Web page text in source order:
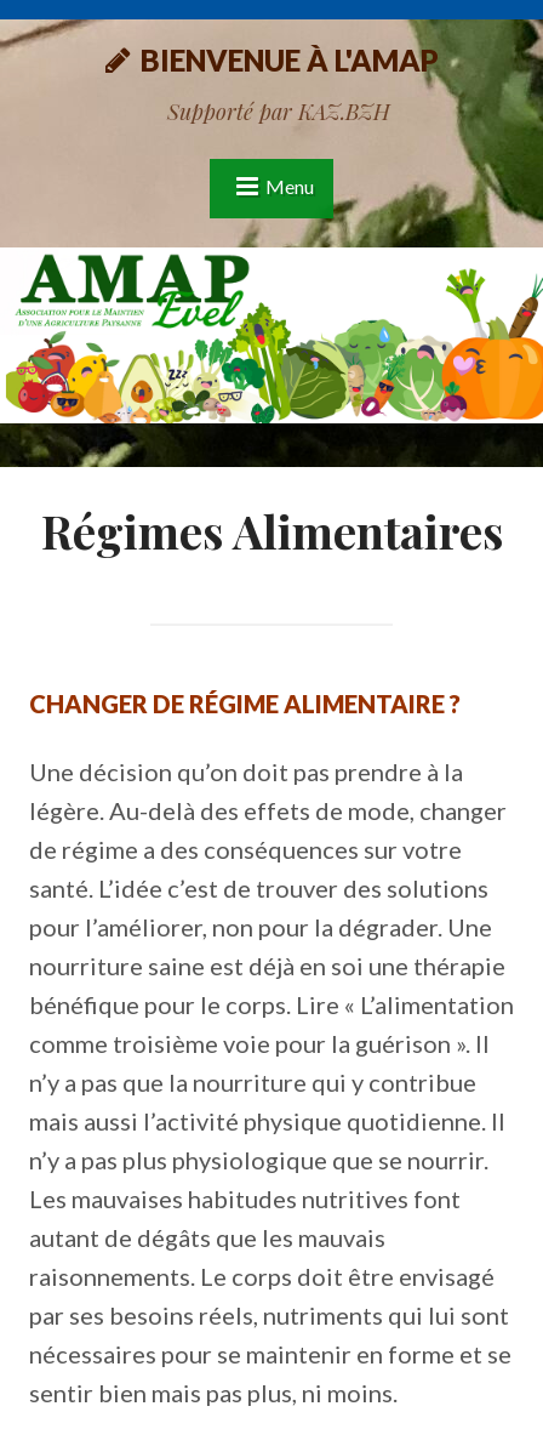
BIENVENUE À L'AMAP
Supporté par KAZ.BZH
Menu
Régimes Alimentaires
CHANGER DE RÉGIME ALIMENTAIRE ?
Une décision qu’on doit pas prendre à la
légère. Au-delà des effets de mode, changer
de régime a des conséquences sur votre
santé. L’idée c’est de trouver des solutions
pour l’améliorer, non pour la dégrader. Une
nourriture saine est déjà en soi une thérapie
bénéfique pour le corps. Lire « L’alimentation
comme troisième voie pour la guérison ». Il
n’y a pas que la nourriture qui y contribue
mais aussi l’activité physique quotidienne. Il
n’y a pas plus physiologique que se nourrir.
Les mauvaises habitudes nutritives font
autant de dégâts que les mauvais
raisonnements. Le corps doit être envisagé
par ses besoins réels, nutriments qui lui sont
nécessaires pour se maintenir en forme et se
sentir bien mais pas plus, ni moins.